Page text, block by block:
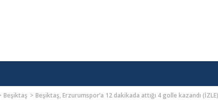
Beşiktaş Beşiktaş, Erzurumspor’a 12 dakikada attığı 4 golle kazandı (İZLE)